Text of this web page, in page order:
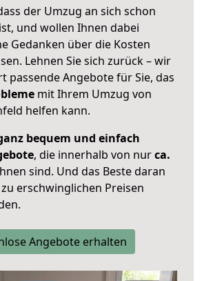
der Umzug an sich schon
und wollen Ihnen dabei
Gedanken über die Kosten
Lehnen Sie sich zurück – wir
passende Angebote für Sie, das
mit Ihrem Umzug von
helfen kann.
bequem und einfach
, die innerhalb von nurca.
sind. Und das Beste daran
erschwinglichen Preisen
Angebote erhalten